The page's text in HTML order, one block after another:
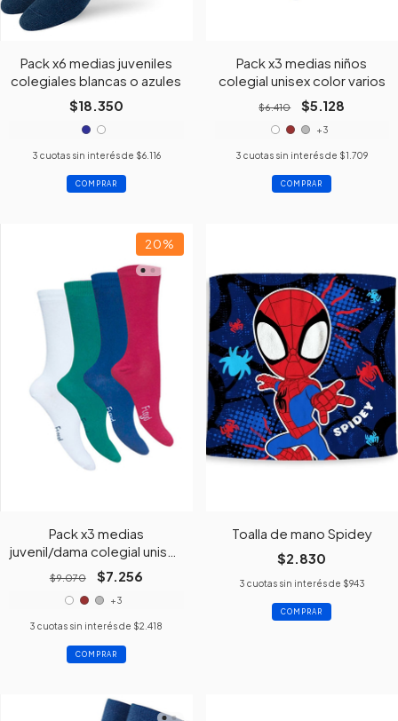
Pack x6 medias juveniles
colegiales blancas o azules
$18.350
3 cuotas sin interés de $6.116
COMPRAR
Pack x3 medias niños
colegial unisex color varios
$6.410 $5.128
+3
3 cuotas sin interés de $1.709
COMPRAR
20%
Pack x3 medias
juvenil/dama colegial unisex
color varios
$9.070 $7.256
+3
3 cuotas sin interés de $2.418
COMPRAR
Toalla de mano Spidey
$2.830
3 cuotas sin interés de $943